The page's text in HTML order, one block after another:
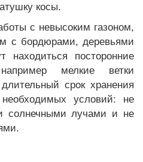
косы.
с невысоким газоном,
с бордюрами, деревьями
находиться посторонние
мелкие ветки
срок хранения
условий: не
солнечными лучами и не